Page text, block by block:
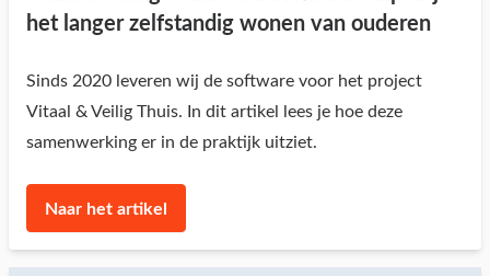
het langer zelfstandig wonen van ouderen
Sinds 2020 leveren wij de software voor het project
Vitaal & Veilig Thuis. In dit artikel lees je hoe deze
samenwerking er in de praktijk uitziet.
Naar het artikel